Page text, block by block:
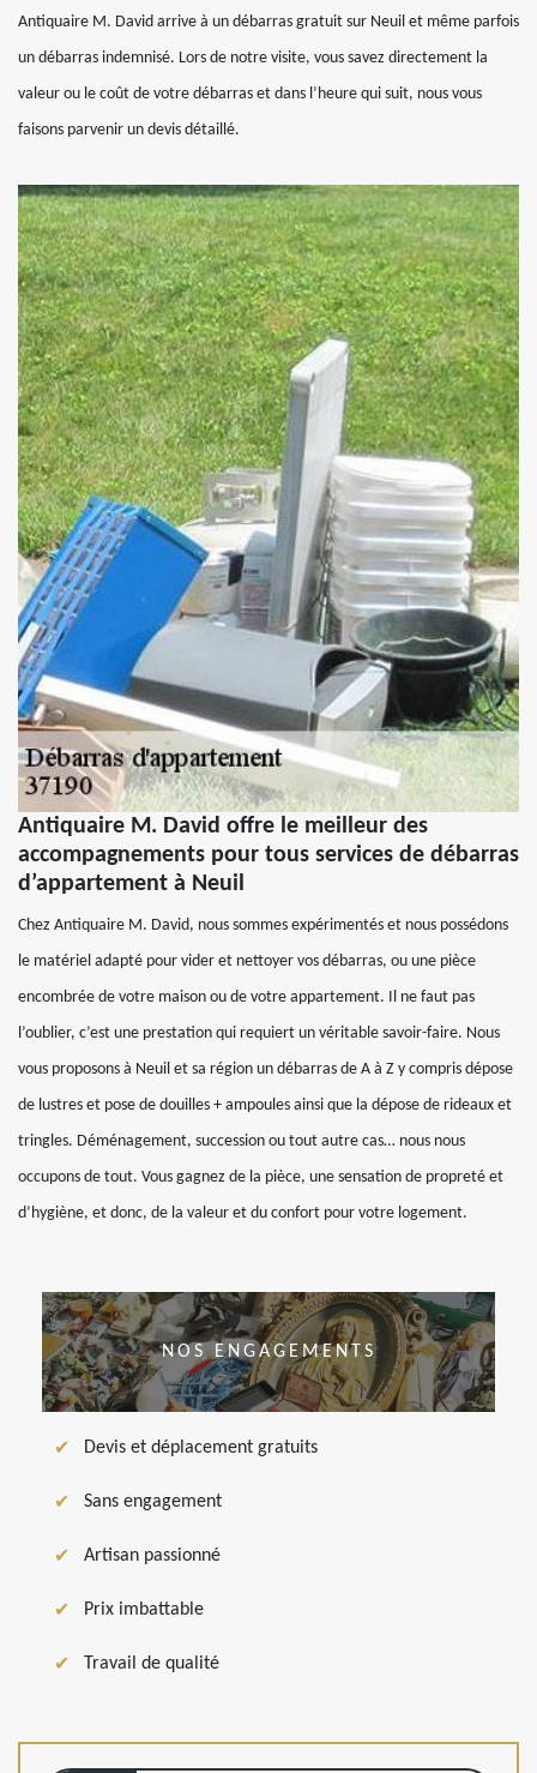
Antiquaire M. David arrive à un débarras gratuit sur Neuil et même parfois
un débarras indemnisé. Lors de notre visite, vous savez directement la
valeur ou le coût de votre débarras et dans l’heure qui suit, nous vous
faisons parvenir un devis détaillé.
Antiquaire M. David offre le meilleur des
accompagnements pour tous services de débarras
d’appartement à Neuil
Chez Antiquaire M. David, nous sommes expérimentés et nous possédons
le matériel adapté pour vider et nettoyer vos débarras, ou une pièce
encombrée de votre maison ou de votre appartement. Il ne faut pas
l’oublier, c’est une prestation qui requiert un véritable savoir-faire. Nous
vous proposons à Neuil et sa région un débarras de A à Z y compris dépose
de lustres et pose de douilles + ampoules ainsi que la dépose de rideaux et
tringles. Déménagement, succession ou tout autre cas… nous nous
occupons de tout. Vous gagnez de la pièce, une sensation de propreté et
d’hygiène, et donc, de la valeur et du confort pour votre logement.
NOS ENGAGEMENTS
Devis et déplacement gratuits
Sans engagement
Artisan passionné
Prix imbattable
Travail de qualité